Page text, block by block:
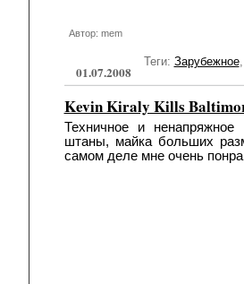
Автор: mem
Теги: Зарубежное
01.07.2008
Kevin Kiraly Kills
Техничное и
штаны, майка больших
самом деле мне очень